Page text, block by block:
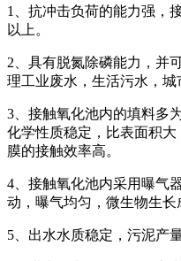
1、抗冲击负荷的能力强，
以上。
2、具有脱氮除磷能力，并
理工业废水，生活污水，城
3、接触氧化池内的填料多
化学性质稳定，比表面积
膜的接触效率高。
4、接触氧化池内采用曝气
动，曝气均匀，微生物生长
5、出水水质稳定，污泥产